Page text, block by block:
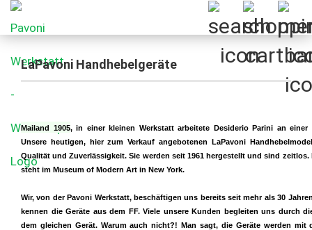
LaPavoni Handhebelgeräte
Mailand 1905, in einer kleinen Werkstatt arbeitete Desiderio Parini an einer
Unsere heutigen, hier zum Verkauf angebotenen LaPavoni
Qualität und Zuverlässigkeit. Sie werden seit 1961 hergestellt und sind zeitlos.
steht im Museum of Modern Art in New York.
Wir, von der Pavoni Werkstatt, beschäftigen uns bereits seit mehr als 30
kennen die Geräte aus dem FF. Viele unsere Kunden begleiten uns durch
dem gleichen Gerät. Warum auch nicht?! Man sagt, die Geräte werden mit